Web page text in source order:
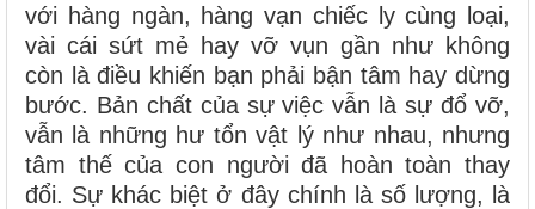
với hàng ngàn, hàng vạn chiếc ly cùng loại,
vài cái sứt mẻ hay vỡ vụn gần như không
còn là điều khiến bạn phải bận tâm hay dừng
bước. Bản chất của sự việc vẫn là sự đổ vỡ,
vẫn là những hư tổn vật lý như nhau, nhưng
tâm thế của con người đã hoàn toàn thay
đổi. Sự khác biệt ở đây chính là số lượng, là